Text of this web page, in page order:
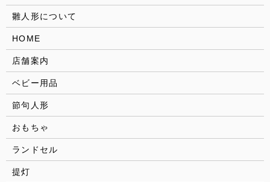
雛人形について
HOME
店舗案内
ベビー用品
節句人形
おもちゃ
ランドセル
提灯